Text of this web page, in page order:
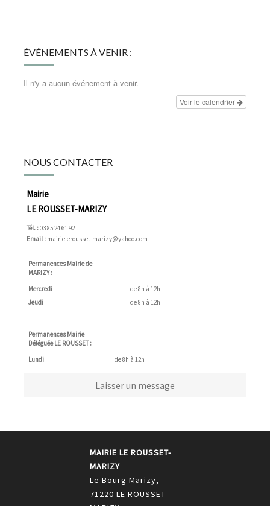
ÉVÉNEMENTS À VENIR :
Il n'y a aucun événement à venir.
Voir le calendrier
NOUS CONTACTER
Mairie
LE ROUSSET-MARIZY
Tél. :03 85 24 61 92
Email : mairielerousset-marizy@yahoo.com
Permanences Mairie de
MARIZY :
Mercredi
de 8h à 12h
Jeudi
de 8h à 12h
Permanences Mairie
Déléguée LE ROUSSET :
Lundi
de 8h à 12h
Laisser un message
MAIRIE LE ROUSSET-
MARIZY
Le Bourg Marizy,
71220 LE ROUSSET-